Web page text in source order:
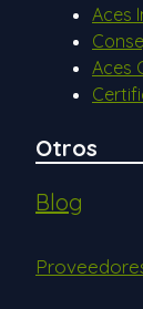
Aces
Aces
Otros
Blog